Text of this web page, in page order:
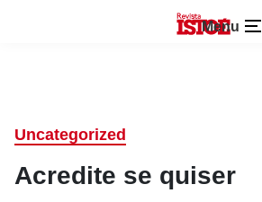
Menu
Uncategorized
Acredite se quiser